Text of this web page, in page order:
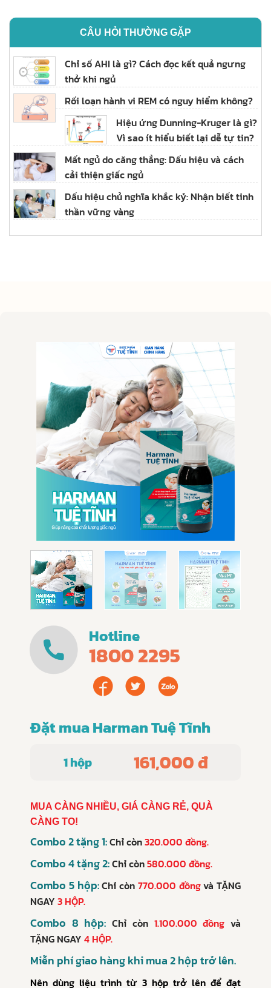
CÂU HỎI THƯỜNG GẶP
Chỉ số AHI là gì? Cách đọc kết quả ngưng
thở khi ngủ
Rối loạn hành vi REM có nguy hiểm không?
Hiệu ứng Dunning-Kruger là gì?
Vì sao ít hiểu biết lại dễ tự tin?
Mất ngủ do căng thẳng: Dấu hiệu và cách
cải thiện giấc ngủ
Dấu hiệu chủ nghĩa khắc kỷ: Nhận biết tinh
thần vững vàng
Đặt mua Harman Tuệ Tĩnh
1 hộp 161,000 đ
MUA CÀNG NHIỀU, GIÁ CÀNG RẺ, QUÀ
CÀNG TO!
Combo 2 tặng 1:Chỉ còn320.000 đồng.
Combo 4 tặng 2:Chỉ còn580.000 đồng.
Combo 5 hộp:Chỉ còn 770.000 đồngvà TẶNG
NGAY 3 HỘP.
Combo 8 hộp: Chỉ còn1.100.000 đồngvà
TẶNG NGAY 4 HỘP.
Miễn phí giao hàng khi mua 2 hộp trở lên.
Nên dùng liệu trình từ 3 hộp trở lên để đạt
Hotline
1800 2295